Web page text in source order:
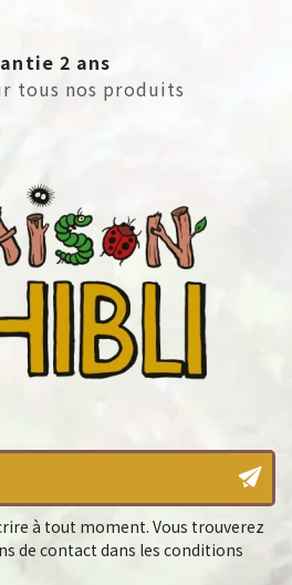
2 ans
tous nos produits
à tout moment. Vous trouverez
de contact dans les conditions